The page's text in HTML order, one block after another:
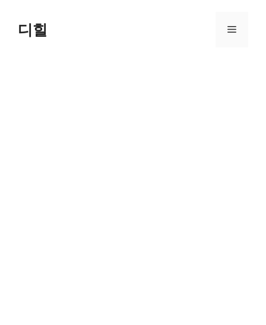
content디힐 Menu